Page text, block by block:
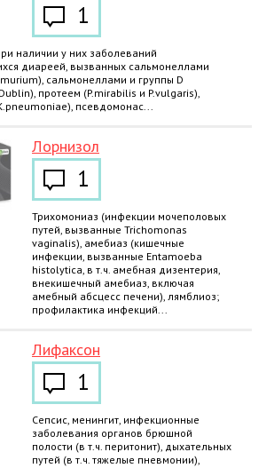
1
наличии у них заболеваний
диареей, вызванных сальмонеллами
сальмонеллами и группы D
протеем (P.mirabilis и P.vulgaris),
псевдомонас...
Лорнизол
1
Трихомониаз (инфекции мочеполовых
путей, вызванные Trichomonas
vaginalis), амебиаз (кишечные
инфекции, вызванные Entamoeba
histolytica, в т.ч. амебная дизентерия,
внекишечный амебиаз, включая
амебный абсцесс печени), лямблиоз;
профилактика инфекций...
Лифаксон
1
Сепсис, менингит, инфекционные
заболевания органов брюшной
полости (в т.ч. перитонит), дыхательных
путей (в т.ч. тяжелые пневмонии),